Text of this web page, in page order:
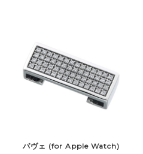
パヴェ (for Apple Watch)